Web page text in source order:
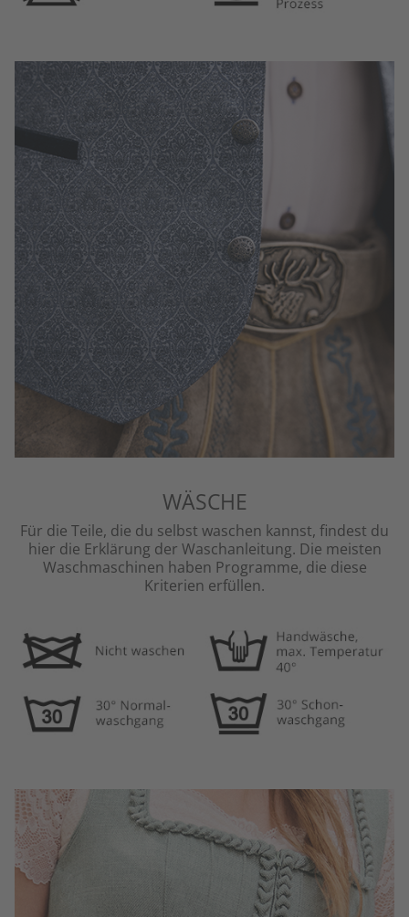
WÄSCHE
Für die Teile, die du selbst waschen kannst, findest du
hier die Erklärung der Waschanleitung. Die meisten
Waschmaschinen haben Programme, die diese
Kriterien erfüllen.